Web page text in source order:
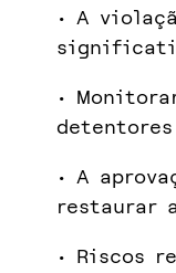
• A
•
detentores
• A
restaurar
• Riscos